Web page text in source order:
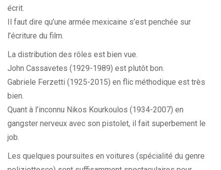
écrit.
Il faut dire qu’une armée mexicaine s’est penchée sur
l’écriture du film.
La distribution des rôles est bien vue.
John Cassavetes (1929-1989) est plutôt bon.
Gabriele Ferzetti (1925-2015) en flic méthodique est très
bien.
Quant à l’inconnu Nikos Kourkoulos (1934-2007) en
gangster nerveux avec son pistolet, il fait superbement le
job.
Les quelques poursuites en voitures (spécialité du genre